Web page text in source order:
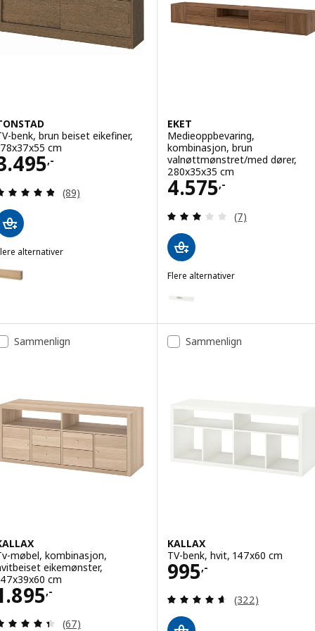
Alternativ: BESTÅ, TV-benk
benk, brun beiset eikefiner,
cm
,-
3495,-
Gjennomgang: 4.8 av 5 stjerner. Samlede
(89)
alternativer
TONSTAD, TV-benk, eikefiner, 178x37x55 cm
EKET
Medieoppbevaring,
kombinasjon, brun
valnøttmønstret/med dører,
280x35x35 cm
4.575,-
Pris 4575,-
Gjennomgang:
(7)
Flere alternativer
Alternativ: EKET,
Sammenlign
møbel, kombinasjon,
eikemønster,
cm
,-
1895,-
Gjennomgang: 4.4 av 5 stjerner. Samlede
(67)
Sammenlign
KALLAX
TV-benk, hvit, 147x60 cm
995,-
Pris 995,-
Gjennomgang:
(322)